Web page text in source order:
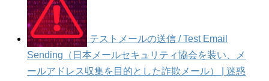
テストメールの送信 / Test Email
Sending（日本メールセキュリティ協会を装い、メ
ールアドレス収集を目的とした詐欺メール） | 迷惑